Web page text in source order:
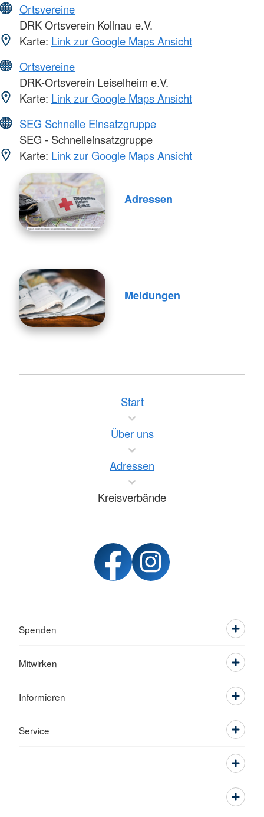
Ortsvereine
DRK Ortsverein Kollnau e.V.
Karte: Link zur Google Maps Ansicht
Ortsvereine
DRK-Ortsverein Leiselheim e.V.
Karte: Link zur Google Maps Ansicht
SEG Schnelle Einsatzgruppe
SEG - Schnelleinsatzgruppe
Karte: Link zur Google Maps Ansicht
Adressen
Meldungen
Start
Über uns
Adressen
Kreisverbände
Spenden
Mitwirken
Informieren
Service